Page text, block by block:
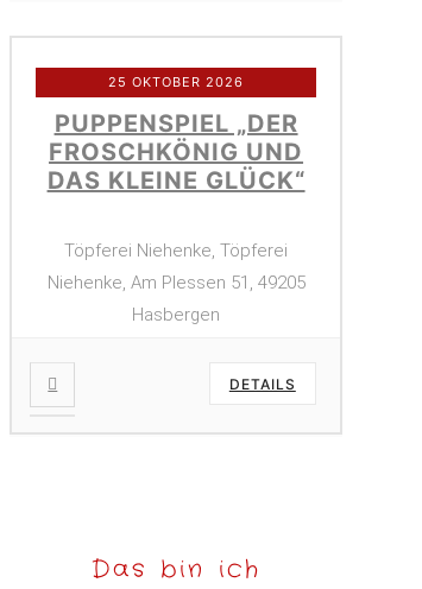
25 OKTOBER 2026
PUPPENSPIEL „DER
FROSCHKÖNIG UND
DAS KLEINE GLÜCK“
Töpferei Niehenke, Töpferei
Niehenke, Am Plessen 51, 49205
Hasbergen
DETAILS
Das bin ich